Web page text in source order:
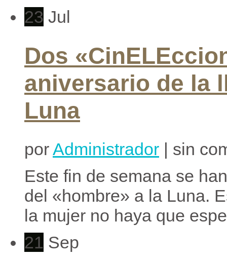
23 Jul
Dos
aniversario de la
Luna
porAdministrador | sin
Este fin de semana se
del «hombre» a la Luna.
la mujer no haya que
21 Sep